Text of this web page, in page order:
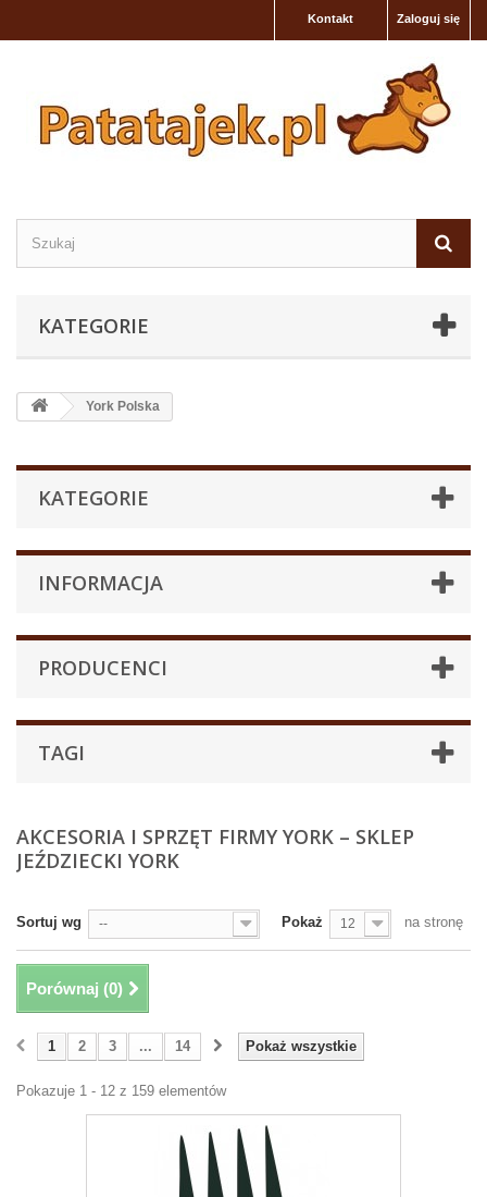
Zaloguj się
Kontakt
KATEGORIE
York Polska
KATEGORIE
INFORMACJA
PRODUCENCI
TAGI
AKCESORIA I SPRZĘT FIRMY YORK – SKLEP
JEŹDZIECKI YORK
Sortuj wg -- Pokaż 12 na stronę
Porównaj (0)
Pokaż wszystkie
1 2 3 ... 14
Pokazuje 1 - 12 z 159 elementów